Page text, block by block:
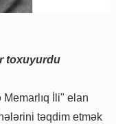
toxuyurdu
İli" elan
təqdim etmək